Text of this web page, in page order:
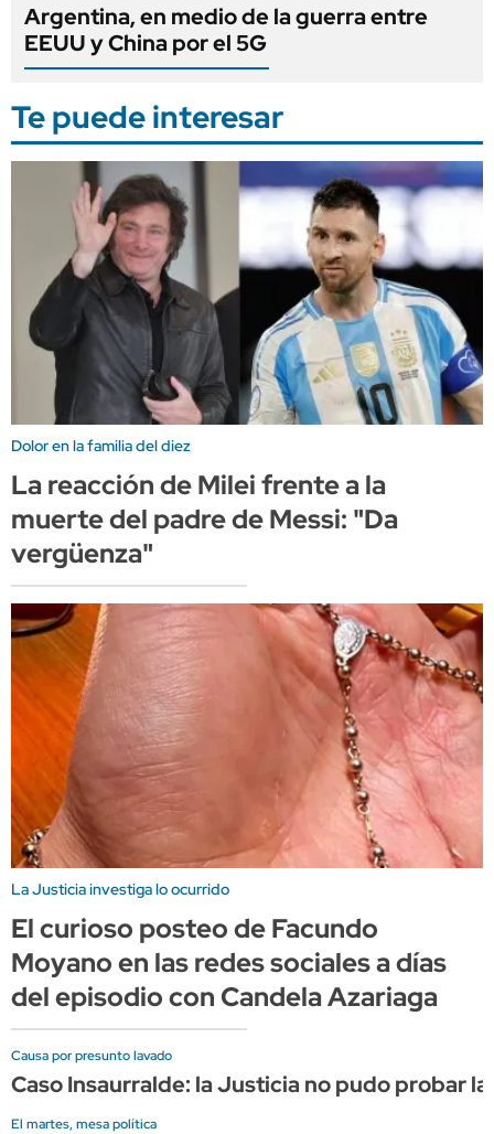
Argentina, en medio de la guerra entre
EEUU y China por el 5G
Te puede interesar
Dolor en la familia del diez
La reacción de Milei frente a la
muerte del padre de Messi: "Da
vergüenza"
La Justicia investiga lo ocurrido
El curioso posteo de Facundo
Moyano en las redes sociales a días
del episodio con Candela Azariaga
Causa por presunto lavado
Caso Insaurralde: la Justicia no pudo probar
El martes, mesa política